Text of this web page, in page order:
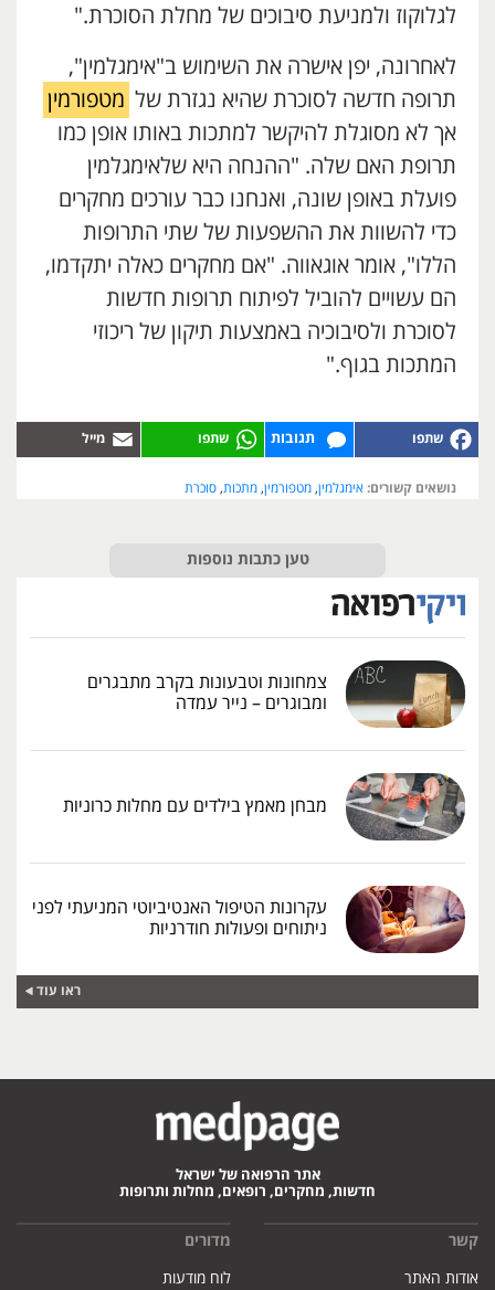
לגלוקוז ולמניעת סיבוכים של מחלת הסוכרת."
לאחרונה, יפן אישרה את השימוש ב"אימגלמין",
תרופה חדשה לסוכרת שהיא נגזרת של מטפורמין
אך לא מסוגלת להיקשר למתכות באותו אופן כמו
תרופת האם שלה. "ההנחה היא שלאימגלמין
פועלת באופן שונה, ואנחנו כבר עורכים מחקרים
כדי להשוות את ההשפעות של שתי התרופות
הללו", אומר אוגאווה. "אם מחקרים כאלה יתקדמו,
הם עשויים להוביל לפיתוח תרופות חדשות
לסוכרת ולסיבוכיה באמצעות תיקון של ריכוזי
המתכות בגוף."
תגובות
נושאים קשורים: אימגלמין, מטפורמין, מתכות, סוכרת
טען כתבות נוספות
צמחונות וטבעונות בקרב מתבגרים
ומבוגרים – נייר עמדה
מבחן מאמץ בילדים עם מחלות כרוניות
עקרונות הטיפול האנטיביוטי המניעתי לפני
ניתוחים ופעולות חודרניות
ראו עוד
אתר הרפואה של ישראל
חדשות, מחקרים, רופאים, מחלות ותרופות
קשר
אודות האתר
מדורים
לוח מודעות